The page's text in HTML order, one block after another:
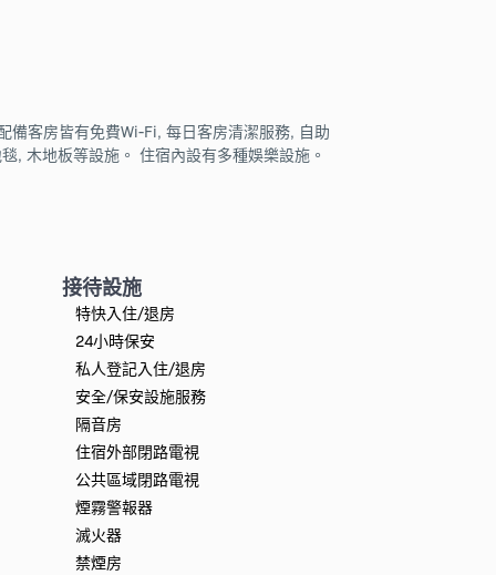
備客房皆有免費Wi-Fi, 每日客房清潔服務, 自助
, 木地板等設施。 住宿內設有多種娛樂設施。
接待設施
特快入住/退房
24小時保安
私人登記入住/退房
安全/保安設施服務
隔音房
住宿外部閉路電視
公共區域閉路電視
煙霧警報器
滅火器
禁煙房